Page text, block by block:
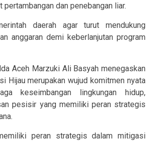
pertambangan dan penebangan liar.
daerah agar turut mendukung
anggaran demi keberlanjutan program
Aceh Marzuki Ali Basyah menegaskan
Hijau merupakan wujud komitmen nyata
keseimbangan lingkungan hidup,
pesisir yang memiliki peran strategis
peran strategis dalam mitigasi